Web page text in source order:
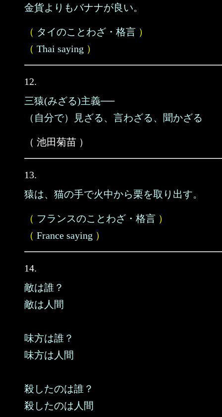
金貨よりもバナナが良い。
（ タイのことわざ・格言 ）
（ Thai saying ）
12.
三猿(みざる)主義──
（自分で）見ざる、言わざる、聞かざる
（ 池田菊苗 ）
13.
猿は、猫の手で火中から栗を取り出す。
（ フランスのことわざ・格言 ）
（ France saying ）
14.
敵は誰？
敵は人間
味方は誰？
味方は人間
殺したのは誰？
殺したのは人間